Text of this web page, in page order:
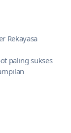
Rekayasa
paling sukses